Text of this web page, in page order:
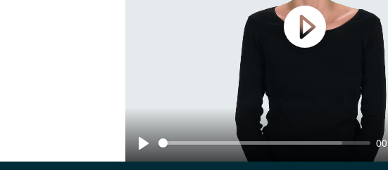
Play
Play